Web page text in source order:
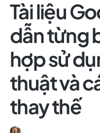
Tài liệu
dẫn từng
hợp sử
thuật và
thay thế